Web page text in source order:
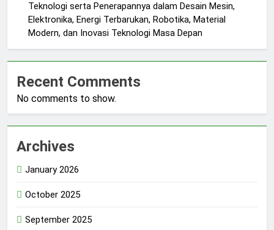
Teknologi serta Penerapannya dalam Desain Mesin,
Elektronika, Energi Terbarukan, Robotika, Material
Modern, dan Inovasi Teknologi Masa Depan
Recent Comments
No comments to show.
Archives
January 2026
October 2025
September 2025